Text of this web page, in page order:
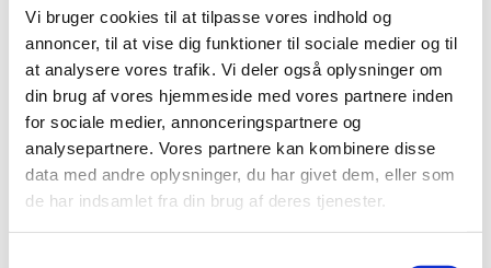
Vi bruger cookies til at tilpasse vores indhold og
annoncer, til at vise dig funktioner til sociale medier og til
at analysere vores trafik. Vi deler også oplysninger om
din brug af vores hjemmeside med vores partnere inden
for sociale medier, annonceringspartnere og
analysepartnere. Vores partnere kan kombinere disse
data med andre oplysninger, du har givet dem, eller som
de har indsamlet fra din brug af deres tjenester.
Tirsdag 22. december 2026, kl. 13:00
Solgårdscenteret